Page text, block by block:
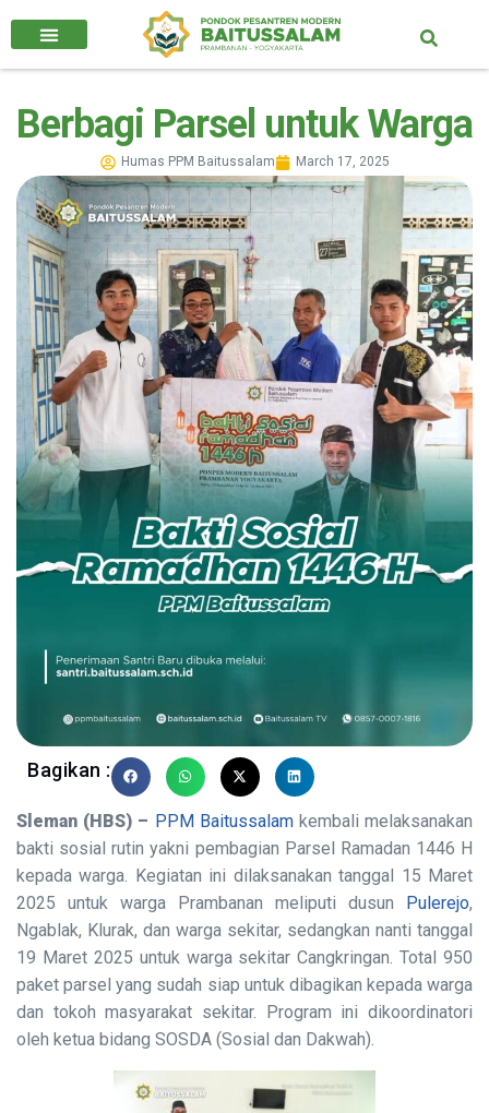
Berbagi Parsel untuk Warga
Humas PPM Baitussalam March 17, 2025
Bagikan :
Sleman (HBS) – PPM Baitussalamkembali melaksanakan
bakti sosial rutin yakni pembagian Parsel Ramadan 1446 H
kepada warga. Kegiatan ini dilaksanakan tanggal 15 Maret
2025 untuk warga Prambanan meliputi dusun Pulerejo,
Ngablak, Klurak, dan warga sekitar, sedangkan nanti tanggal
19 Maret 2025 untuk warga sekitar Cangkringan. Total 950
paket parsel yang sudah siap untuk dibagikan kepada warga
dan tokoh masyarakat sekitar. Program ini dikoordinatori
oleh ketua bidang SOSDA (Sosial dan Dakwah).